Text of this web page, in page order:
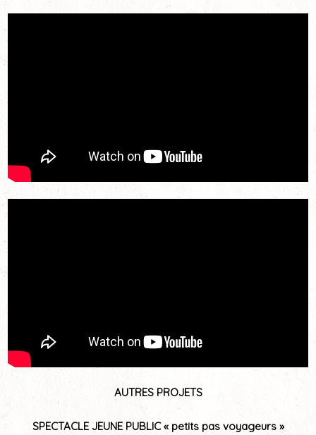
AUTRES PROJETS
SPECTACLE JEUNE PUBLIC « petits pas voyageurs »